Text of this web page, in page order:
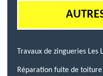
Travaux de zingueries Les
Réparation fuite de toiture